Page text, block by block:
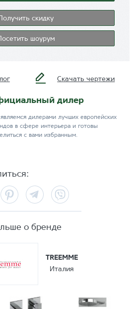
Получить скидку
Посетить шоурум
Скачать чертежи
дилер
дилерами лучших европейских
в сфере интерьера и готовы
с вами избранным.
Pinterest Telegram
о бренде
TREEMME
Италия